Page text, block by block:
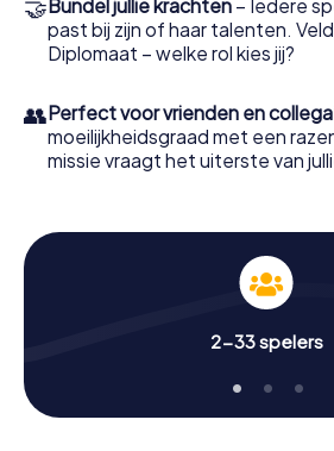
🤝Bundel jullie krachten – Iedere
past bij zijn of haar talenten.
Diplomaat – welke rol kies jij?
👥Perfect voor vrienden en
moeilijkheidsgraad met een
missie vraagt het uiterste van
2-33 spelers